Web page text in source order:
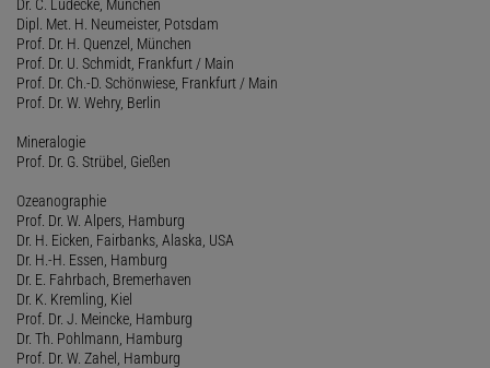
Dr. C. Lüdecke, München
Dipl. Met. H. Neumeister, Potsdam
Prof. Dr. H. Quenzel, München
Prof. Dr. U. Schmidt, Frankfurt / Main
Prof. Dr. Ch.-D. Schönwiese, Frankfurt / Main
Prof. Dr. W. Wehry, Berlin
Mineralogie
Prof. Dr. G. Strübel, Gießen
Ozeanographie
Prof. Dr. W. Alpers, Hamburg
Dr. H. Eicken, Fairbanks, Alaska, USA
Dr. H.-H. Essen, Hamburg
Dr. E. Fahrbach, Bremerhaven
Dr. K. Kremling, Kiel
Prof. Dr. J. Meincke, Hamburg
Dr. Th. Pohlmann, Hamburg
Prof. Dr. W. Zahel, Hamburg